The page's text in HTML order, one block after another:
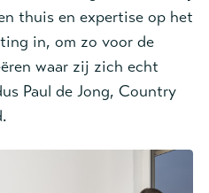
thuis en expertise op het
in, om zo voor de
waar zij zich echt
Paul de Jong, Country